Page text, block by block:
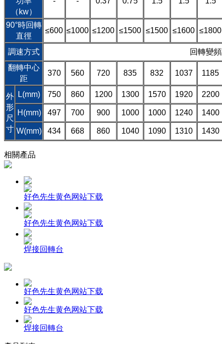
（kw）
90°時回轉
直徑
≤600 ≤1000 ≤1200 ≤1500 ≤1500 ≤1600 ≤1800
調速方式
回轉變
翻轉中心
距
370 560 720 835 832 1037 1185
外
形
尺
寸
L(mm) 750 860 1200 1300 1570 1920 2200
H(mm) 497 700 900 1000 1000 1240 1400
W(mm) 434 668 860 1040 1090 1310 1430
相關產品
好色先生黄色网站下载
好色先生黄色网站下载
焊接回轉台
好色先生黄色网站下载
好色先生黄色网站下载
焊接回轉台